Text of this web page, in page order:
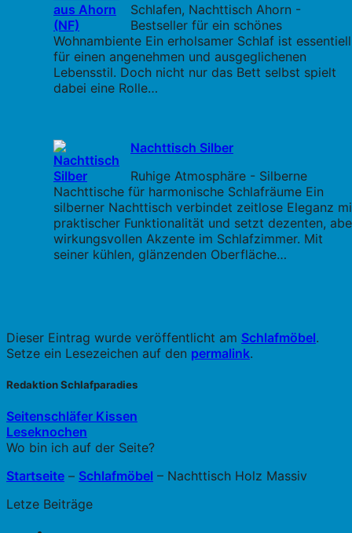
Schlafen, Nachttisch Ahorn -
Bestseller für ein schönes
Wohnambiente Ein erholsamer Schlaf ist essentiell
für einen angenehmen und ausgeglichenen
Lebensstil. Doch nicht nur das Bett selbst spielt
dabei eine Rolle…
Nachttisch Silber
Ruhige Atmosphäre - Silberne
Nachttische für harmonische Schlafräume Ein
silberner Nachttisch verbindet zeitlose Eleganz
praktischer Funktionalität und setzt dezenten,
wirkungsvollen Akzente im Schlafzimmer. Mit
seiner kühlen, glänzenden Oberfläche…
Dieser Eintrag wurde veröffentlicht am Schlafmöbel.
Setze ein Lesezeichen auf den permalink.
Redaktion Schlafparadies
Seitenschläfer Kissen
Leseknochen
Wo bin ich auf der Seite?
Startseite – Schlafmöbel – Nachttisch Holz Massiv
Letze Beiträge